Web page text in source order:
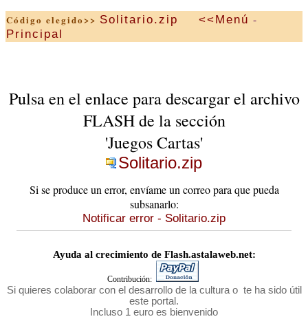
Código elegido>> Solitario.zip <<Menú -
Principal
Pulsa en el enlace para descargar el archivo
FLASH de la sección
'Juegos Cartas'
Solitario.zip
Si se produce un error, envíame un correo para que pueda
subsanarlo:
Notificar error - Solitario.zip
Ayuda al crecimiento de Flash.astalaweb.net:
Contribución:
Si quieres colaborar con el desarrollo de la cultura o te ha sido útil
este portal.
Incluso 1 euro es bienvenido